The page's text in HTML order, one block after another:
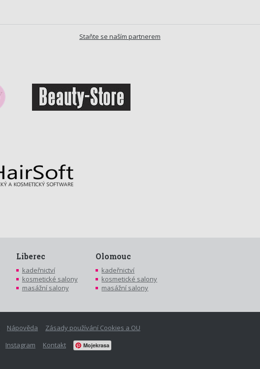
Staňte se naším partnerem
Liberec
kadeřnictví
kosmetické salony
masážní salony
Olomouc
kadeřnictví
kosmetické salony
masážní salony
Nápověda
Zásady používání Cookies a OU
Instagram Kontakt Mojekrasa